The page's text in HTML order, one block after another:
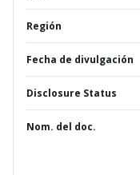
Región
Fecha de divulgación
Disclosure Status
Nom. del doc.